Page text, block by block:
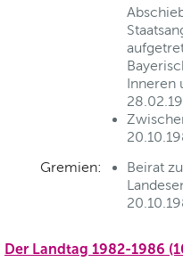
Inneren
Gremien:
Beirat
Der Landtag 1982-1986